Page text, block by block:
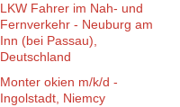
LKW Fahrer im Nah- und
Fernverkehr - Neuburg am
Inn (bei Passau),
Deutschland
Monter okien m/k/d -
Ingolstadt, Niemcy